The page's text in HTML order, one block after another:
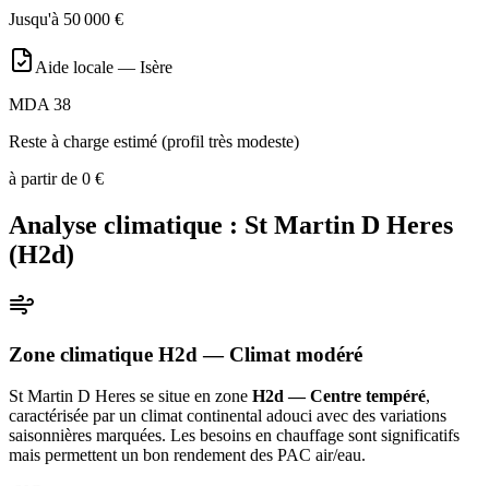
Jusqu'à 50 000 €
Aide locale — Isère
MDA 38
Reste à charge estimé (profil très modeste)
à partir de 0 €
Analyse climatique : St Martin D Heres
(H2d)
Zone climatique H2d — Climat modéré
St Martin D Heres se situe en zone H2d — Centre tempéré,
caractérisée par un climat continental adouci avec des variations
saisonnières marquées. Les besoins en chauffage sont significatifs
mais permettent un bon rendement des PAC air/eau.